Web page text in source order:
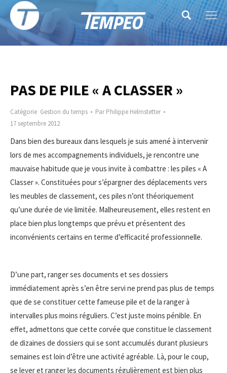
Search:
PAS DE PILE « A CLASSER »
Catégorie Gestion du temps ParPhilippe Helmstetter
17 septembre 2012
Dans bien des bureaux dans lesquels je suis amené à intervenir
lors de mes accompagnements individuels, je rencontre une
mauvaise habitude que je vous invite à combattre : les piles « A
Classer ». Constituées pour s’épargner des déplacements vers
les meubles de classement, ces piles n’ont théoriquement
qu’une durée de vie limitée. Malheureusement, elles restent en
place bien plus longtemps que prévu et présentent des
inconvénients certains en terme d’efficacité professionnelle.
D’une part, ranger ses documents et ses dossiers
immédiatement après s’en être servi ne prend pas plus de temps
que de se constituer cette fameuse pile et de la ranger à
intervalles plus moins réguliers. C’est juste moins pénible. En
effet, admettons que cette corvée que constitue le classement
de dizaines de dossiers qui se sont accumulés durant plusieurs
semaines est loin d’être une activité agréable. Là, pour le coup,
se lever et ranger les documents régulièrement est bien plus